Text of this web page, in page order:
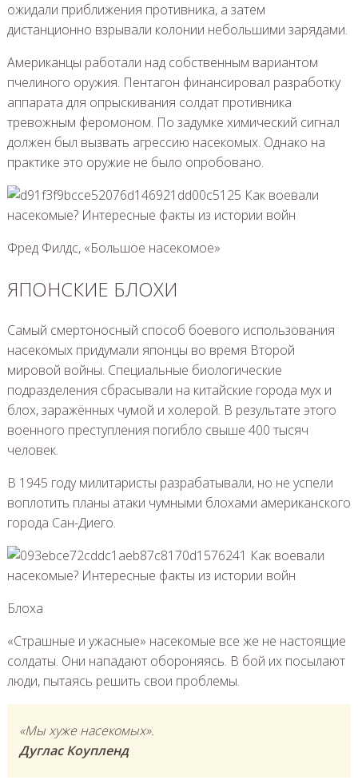
ожидали приближения противника, а затем
дистанционно взрывали колонии небольшими зарядами.
Американцы работали над собственным вариантом
пчелиного оружия. Пентагон финансировал разработку
аппарата для опрыскивания солдат противника
тревожным феромоном. По задумке химический сигнал
должен был вызвать агрессию насекомых. Однако на
практике это оружие не было опробовано.
Фред Филдс, «Большое насекомое»
ЯПОНСКИЕ БЛОХИ
Самый смертоносный способ боевого использования
насекомых придумали японцы во время Второй
мировой войны. Специальные биологические
подразделения сбрасывали на китайские города мух и
блох, заражённых чумой и холерой. В результате этого
военного преступления погибло свыше 400 тысяч
человек.
В 1945 году милитаристы разрабатывали, но не успели
воплотить планы атаки чумными блохами американского
города Сан-Диего.
Блоха
«Страшные и ужасные» насекомые все же не настоящие
солдаты. Они нападают обороняясь. В бой их посылают
люди, пытаясь решить свои проблемы.
«Мы хуже насекомых».
Дуглас Коупленд